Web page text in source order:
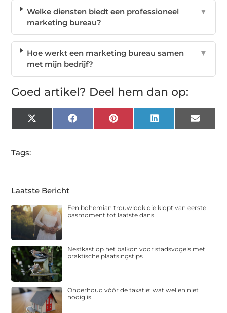
Welke diensten biedt een professioneel
marketing bureau?
▼
Hoe werkt een marketing bureau samen
met mijn bedrijf?
▼
Goed artikel? Deel hem dan op:
X
(Twitter)
FacebookPinterest LinkedIn Email
Tags:
Laatste Bericht
Een bohemian trouwlook die klopt van eerste
pasmoment tot laatste dans
Nestkast op het balkon voor stadsvogels met
praktische plaatsingstips
Onderhoud vóór de taxatie: wat wel en niet
nodig is